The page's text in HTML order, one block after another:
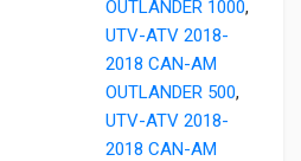
OUTLANDER 1000,
UTV-ATV 2018-
2018 CAN-AM
OUTLANDER 500,
UTV-ATV 2018-
2018 CAN-AM